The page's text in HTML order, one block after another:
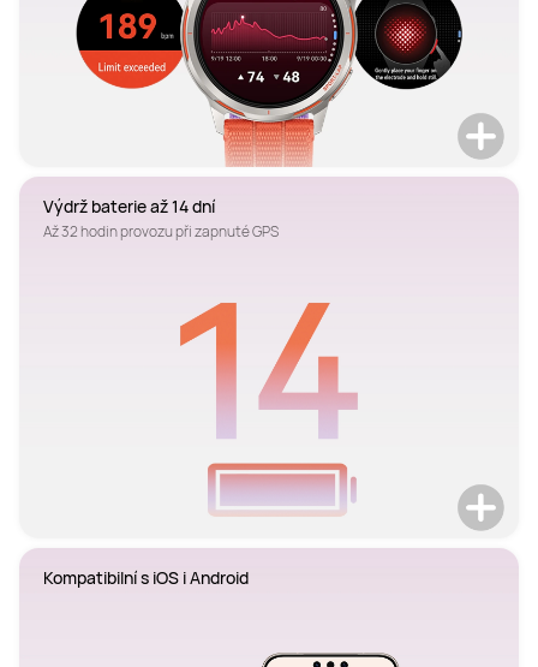
Výdrž baterie až 14 dní
Až 32 hodin provozu při zapnuté GPS
Kompatibilní s iOS i Android